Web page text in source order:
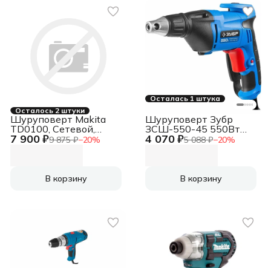
Осталось 2 штуки
7 900 ₽9 875 ₽−20%
Шуруповерт Makita
TD0100, Сетевой,
230Вт, Ударный
В корзину
Осталась 1 штука
4 070 ₽5 088 ₽−20%
Шуруповерт Зубр
ЗСШ-550-45 550Вт
патрон:держатель бит
В корзину